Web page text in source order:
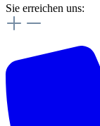
Sie erreichen uns: